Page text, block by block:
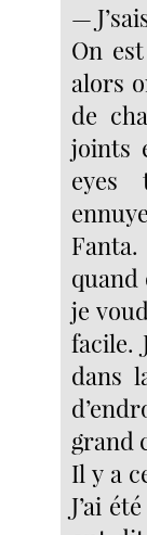
—
On
alors
de
joints
eyes
quand
je
facile.
dans
grand
Il y a
J’ai